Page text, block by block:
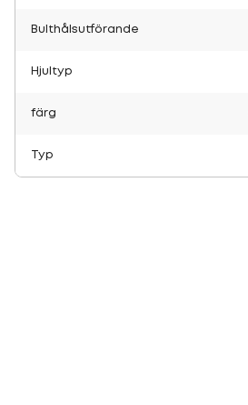
Bulthålsutförande
Hjultyp
färg
Typ